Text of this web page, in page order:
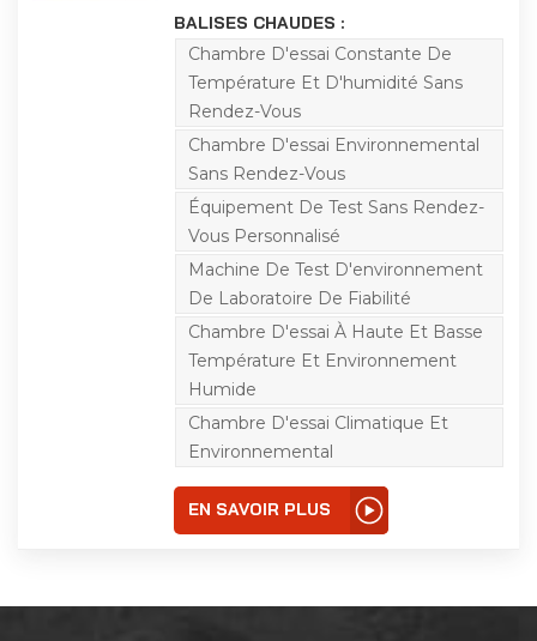
plain-pied, la première
certifiée CE, est
disponible en 34 L, 64 L,
100 L, 180 L, 340 L, 600 L,
1 000 L, 1 500 L et
d'autres modèles, pour
différents clients. Des
réfrigérants respectueux
de l'environnement et
des systèmes de
réfrigération haute
performance sont utilisés
pour sa conception, et
les composants sont
fabriqués par des
marques de renommée
internationale. Le
système d'humidification
unique offre une large
gamme d'humidité.
Plage de température :
150 °C à -40 °C ; 150 °C à
-70 °C ; vitesse de
ou 3 °C/min.
BALISES CHAUDES :
Chambre D'essai Constante De
Température Et D'humidité Sans
Rendez-Vous
Chambre D'essai Environnemental
Sans Rendez-Vous
Équipement De Test Sans Rendez-
Vous Personnalisé
Machine De Test D'environnement
De Laboratoire De Fiabilité
Chambre D'essai À Haute Et Basse
Température Et Environnement
Humide
Chambre D'essai Climatique Et
Environnemental
EN SAVOIR PLUS